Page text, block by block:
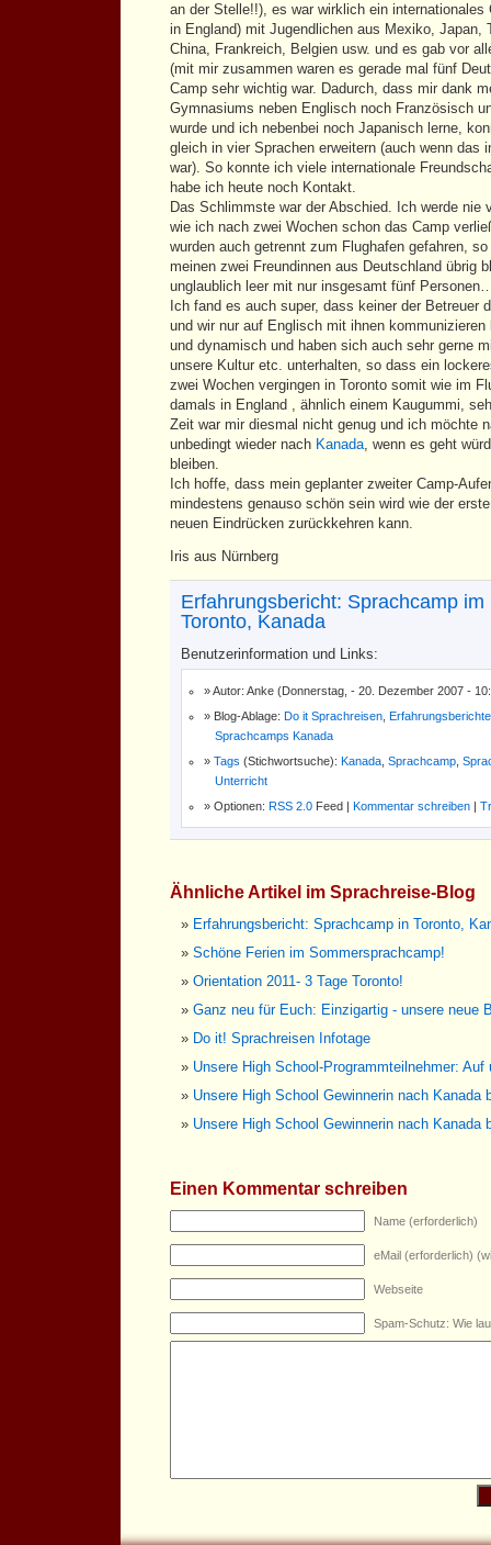
an der Stelle!!), es war wirklich ein internationales
in England) mit Jugendlichen aus Mexiko, Japan,
China, Frankreich, Belgien usw. und es gab vor
(mit mir zusammen waren es gerade mal fünf
Camp sehr wichtig war. Dadurch, dass mir dank
Gymnasiums neben Englisch noch Französisch
wurde und ich nebenbei noch Japanisch lerne,
gleich in vier Sprachen erweitern (auch wenn das
war). So konnte ich viele internationale
habe ich heute noch Kontakt.
Das Schlimmste war der Abschied. Ich werde nie
wie ich nach zwei Wochen schon das Camp
wurden auch getrennt zum Flughafen gefahren,
meinen zwei Freundinnen aus Deutschland übrig
unglaublich leer mit nur insgesamt fünf
Ich fand es auch super, dass keiner der Betreuer
und wir nur auf Englisch mit ihnen
und dynamisch und haben sich auch sehr gerne
unsere Kultur etc. unterhalten, so dass ein
zwei Wochen vergingen in Toronto somit wie im
damals in England , ähnlich einem Kaugummi,
Zeit war mir diesmal nicht genug und ich möchte
unbedingt wieder nach Kanada, wenn es geht
bleiben.
Ich hoffe, dass mein geplanter zweiter Camp-
mindestens genauso schön sein wird wie der
neuen Eindrücken zurückkehren kann.
Iris aus Nürnberg
Erfahrungsbericht: Sprachcamp im
Toronto, Kanada
Benutzerinformation und Links:
Autor: Anke (Donnerstag, - 20. Dezember 2007 -
Blog-Ablage: Do it Sprachreisen Erfahrungsberichte
Sprachcamps Kanada
Tags (Stichwortsuche): Kanada Sprachcamp
Unterricht
Optionen: RSS 2.0 Feed | Kommentar schreiben |
Ähnliche Artikel im Sprachreise-Blog
Erfahrungsbericht: Sprachcamp in Toronto,
Schöne Ferien im Sommersprachcamp!
Orientation 2011- 3 Tage Toronto!
Ganz neu für Euch: Einzigartig - unsere neue
Do it! Sprachreisen Infotage
Unsere High School-Programmteilnehmer: Auf
Unsere High School Gewinnerin nach Kanada
Unsere High School Gewinnerin nach Kanada
Einen Kommentar schreiben
Name (erforderlich)
eMail (erforderlich)
Webseite
Spam-Schutz: Wie